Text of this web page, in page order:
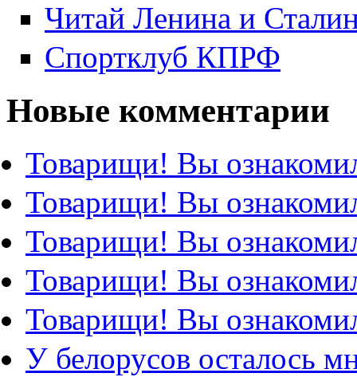
Читай Ленина и
Спортклуб КПРФ
Новые комментарии
Товарищи! Вы
Товарищи! Вы
Товарищи! Вы
Товарищи! Вы
Товарищи! Вы
У белорусов осталось